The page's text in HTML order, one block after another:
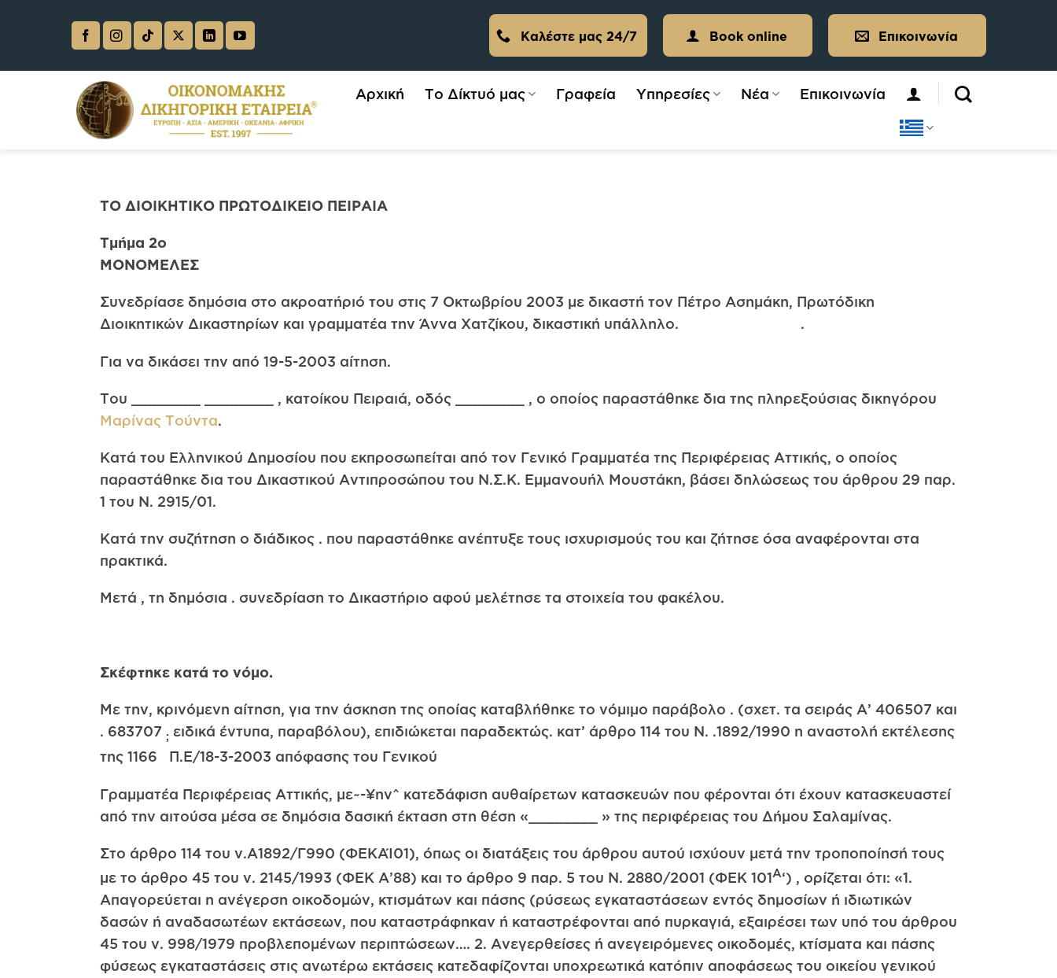
Καλέστε μας 24/7 Book online Επικοινωνία
Αρχική Το Δίκτυό μας Γραφεία Υπηρεσίες Νέα Επικοινωνία
ΤΟ ΔΙΟΙΚΗΤΙΚΟ ΠΡΩΤΟΔΙΚΕΙΟ ΠΕΙΡΑΙΑ
Τμήμα 2ο
ΜΟΝΟΜΕΛΕΣ
Συνεδρίασε δημόσια στο ακροατήριό του στις 7 Οκτωβρίου 2003 με δικαστή τον Πέτρο Ασημάκη, Πρωτόδικη
Διοικητικών Δικαστηρίων και γραμματέα την Άννα Χατζίκου, δικαστική υπάλληλο. .
Για να δικάσει την από 19-5-2003 αίτηση.
Του ________ ________ , κατοίκου Πειραιά, οδός ________ , ο οποίος παραστάθηκε δια της πληρεξούσιας δικηγόρου
Μαρίνας Τούντα.
Κατά του Ελληνικού Δημοσίου που εκπροσωπείται από τον Γενικό Γραμματέα της Περιφέρειας Αττικής, ο οποίος
παραστάθηκε δια του Δικαστικού Αντιπροσώπου του Ν.Σ.Κ. Εμμανουήλ Μουστάκη, βάσει δηλώσεως του άρθρου 29 παρ.
1 του Ν. 2915/01.
Κατά την συζήτηση ο διάδικος . που παραστάθηκε ανέπτυξε τους ισχυρισμούς του και ζήτησε όσα αναφέρονται στα
πρακτικά.
Μετά , τη δημόσια . συνεδρίαση το Δικαστήριο αφού μελέτησε τα στοιχεία του φακέλου.
Σκέφτηκε κατά το νόμο.
Με την, κρινόμενη αίτηση, για την άσκηση της οποίας καταβλήθηκε το νόμιμο παράβολο . (σχετ. τα σειράς Α’ 406507 και
. 683707 ; ειδικά έντυπα, παραβόλου), επιδιώκεται παραδεκτώς. κατ’ άρθρο 114 του Ν. .1892/1990 η αναστολή εκτέλεσης
της 1166 Π.Ε/18-3-2003 απόφασης του Γενικού
Γραμματέα Περιφέρειας Αττικής, με~-¥ην^ κατεδάφιση αυθαίρετων κατασκευών που φέρονται ότι έχουν κατασκευαστεί
από την αιτούσα μέσα σε δημόσια δασική έκταση στη θέση «________ » της περιφέρειας του Δήμου Σαλαμίνας.
Στο άρθρο 114 του ν.Α1892/Γ990 (ΦΕΚΑΊ01), όπως οι διατάξεις του άρθρου αυτού ισχύουν μετά την τροποποίησή τους
με το άρθρο 45 του ν. 2145/1993 (ΦΕΚ Α’88) και το άρθρο 9 παρ. 5 του Ν. 2880/2001 (ΦΕΚ 101Α‘) , ορίζεται ότι: «1.
Απαγορεύεται η ανέγερση οικοδομών, κτισμάτων και πάσης (ρύσεως εγκαταστάσεων εντός δημοσίων ή ιδιωτικών
δασών ή αναδασωτέων εκτάσεων, που καταστράφηκαν ή καταστρέφονται από πυρκαγιά, εξαιρέσει των υπό του άρθρου
45 του ν. 998/1979 προβλεπομένων περιπτώσεων…. 2. Ανεγερθείσες ή ανεγειρόμενες οικοδομές, κτίσματα και πάσης
φύσεως εγκαταστάσεις στις ανωτέρω εκτάσεις κατεδαφίζονται υποχρεωτικά κατόπιν αποφάσεως του οικείου γενικού